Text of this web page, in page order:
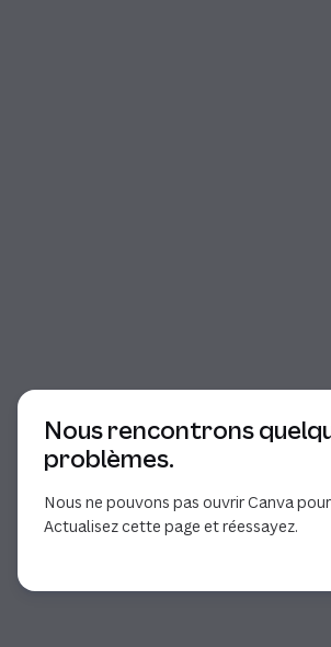
Nous rencontrons
problèmes.
Nous ne pouvons pas ouvrir Canva
Actualisez cette page et réessayez.